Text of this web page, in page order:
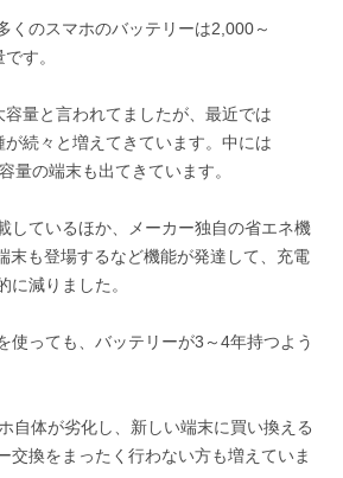
くのスマホのバッテリーは2,000～
す。
量と言われてましたが、最近では
続々と増えてきています。中には
量の端末も出てきています。
しているほか、メーカー独自の省エネ機
末も登場するなど機能が発達して、充電
に減りました。
使っても、バッテリーが3～4年持つよう
自体が劣化し、新しい端末に買い換える
交換をまったく行わない方も増えていま